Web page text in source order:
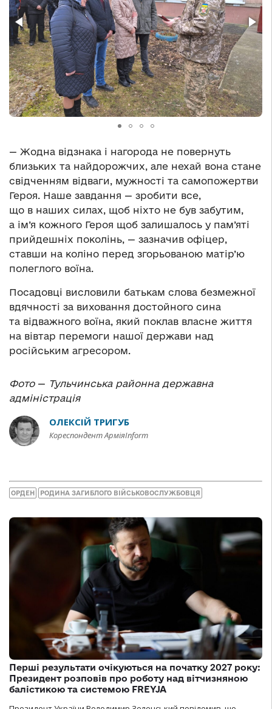
— Жодна відзнака і нагорода не повернуть
близьких та найдорожчих, але нехай вона стане
свідченням відваги, мужності та самопожертви
Героя. Наше завдання — зробити все,
що в наших силах, щоб ніхто не був забутим,
а ім’я кожного Героя щоб залишалось у пам’яті
прийдешніх поколінь, — зазначив офіцер,
ставши на коліно перед згорьованою матір’ю
полеглого воїна.
Посадовці висловили батькам слова безмежної
вдячності за виховання достойного сина
та відважного воїна, який поклав власне життя
на вівтар перемоги нашої держави над
російським агресором.
Фото — Тульчинська районна державна
адміністрація
ОЛЕКСІЙ ТРИГУБ
Кореспондент АрміяInform
ОРДЕН РОДИНА ЗАГИБЛОГО ВІЙСЬКОВОСЛУЖБОВЦЯ
Перші результати очікуються на початку 2027 року:
Президент розповів про роботу над вітчизняною
балістикою та системою FREYJA